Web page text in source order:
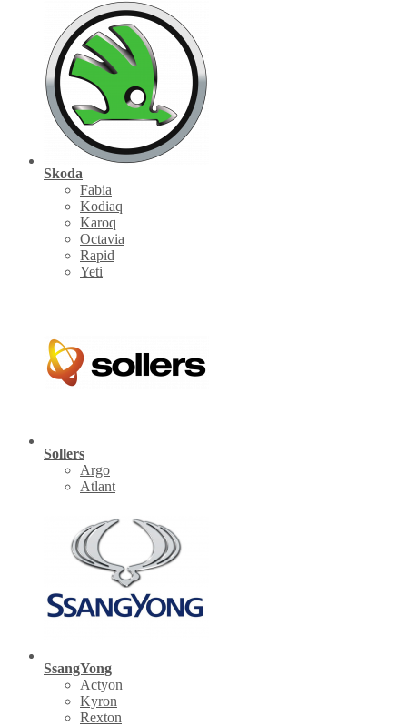
Skoda
Fabia
Kodiaq
Karoq
Octavia
Rapid
Yeti
Sollers
Argo
Atlant
SsangYong
Actyon
Kyron
Rexton